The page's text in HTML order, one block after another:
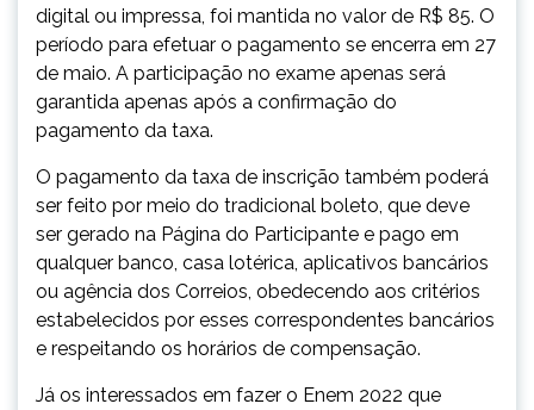
digital ou impressa, foi mantida no valor de R$ 85. O
período para efetuar o pagamento se encerra em 27
de maio. A participação no exame apenas será
garantida apenas após a confirmação do
pagamento da taxa.
O pagamento da taxa de inscrição também poderá
ser feito por meio do tradicional boleto, que deve
ser gerado na Página do Participante e pago em
qualquer banco, casa lotérica, aplicativos bancários
ou agência dos Correios, obedecendo aos critérios
estabelecidos por esses correspondentes bancários
e respeitando os horários de compensação.
Já os interessados em fazer o Enem 2022 que